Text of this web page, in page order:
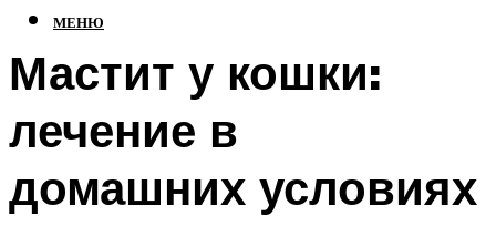
МЕНЮ
Мастит у кошки:
лечение в
домашних условиях